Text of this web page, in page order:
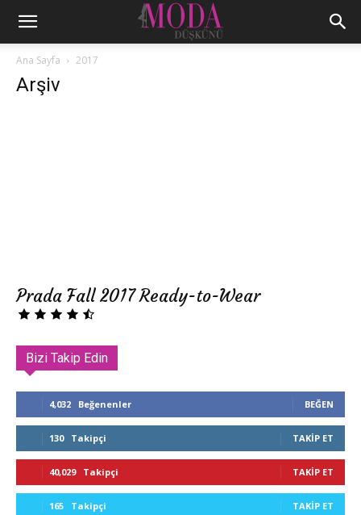
Ana Sayfa 2017
Arşiv
Prada Fall 2017 Ready-to-Wear
Bizi Takip Edin
4,032 Beğenenler BEĞEN
130 Takipçi TAKIP ET
40,029 Takipçi TAKIP ET
165 Takipçi TAKIP ET